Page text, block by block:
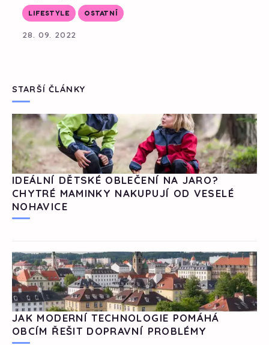
LIFESTYLE OSTATNÍ
28. 09. 2022
STARŠÍ ČLÁNKY
IDEÁLNÍ DĚTSKÉ OBLEČENÍ NA JARO?
CHYTRÉ MAMINKY NAKUPUJÍ OD VESELÉ
NOHAVICE
JAK MODERNÍ TECHNOLOGIE POMÁHÁ
OBCÍM ŘEŠIT DOPRAVNÍ PROBLÉMY